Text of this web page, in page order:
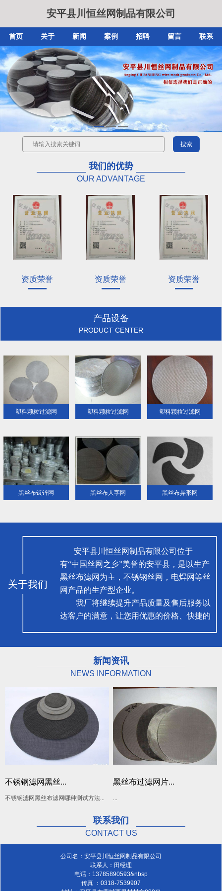
安平县川恒丝网制品有限公司
首页 关于 新闻 案例 招聘 留言 联系
我们的优势
OUR ADVANTAGE
资质荣誉 资质荣誉 资质荣誉
产品设备
PRODUCT CENTER
塑料颗粒过滤网 塑料颗粒过滤网 塑料颗粒过滤网
黑丝布镀锌网 黑丝布人字网 黑丝布异形网
关于我们
安平县川恒丝网制品有限公司位于
有“中国丝网之乡”美誉的安平县，是以生产
黑丝布滤网为主，不锈钢丝网，电焊网等丝
网产品的生产型企业。
我厂将继续提升产品质量及售后服务以
达客户的满意，让您用优惠的价格、快捷的
展”为宗旨的创业精神并与各位新老用户携
手合作，建设丝网企业，共创辉煌明天。
经营黑丝布，不锈钢网，铜丝布，窗纱，欢
迎各界人士联系合作，共谋发展。
新闻资讯
NEWS INFORMATION
不锈钢滤网黑丝...
不锈钢滤网黑丝布滤网哪种测试方法...
黑丝布过滤网片...
...
联系我们
CONTACT US
公司名：安平县川恒丝网制品有限公司
联系人：田经理
电话：13785890593&nbsp
传真 ：0318-7539907